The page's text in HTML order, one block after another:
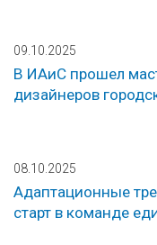
09.10.2025
В ИАиС прошел
дизайнеров
08.10.2025
Адаптационные
старт в команде